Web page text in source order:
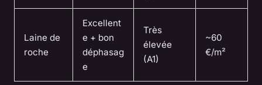
Laine de
roche
Excellent
e + bon
déphasag
e
Très
élevée
(A1)
~60
€/m²